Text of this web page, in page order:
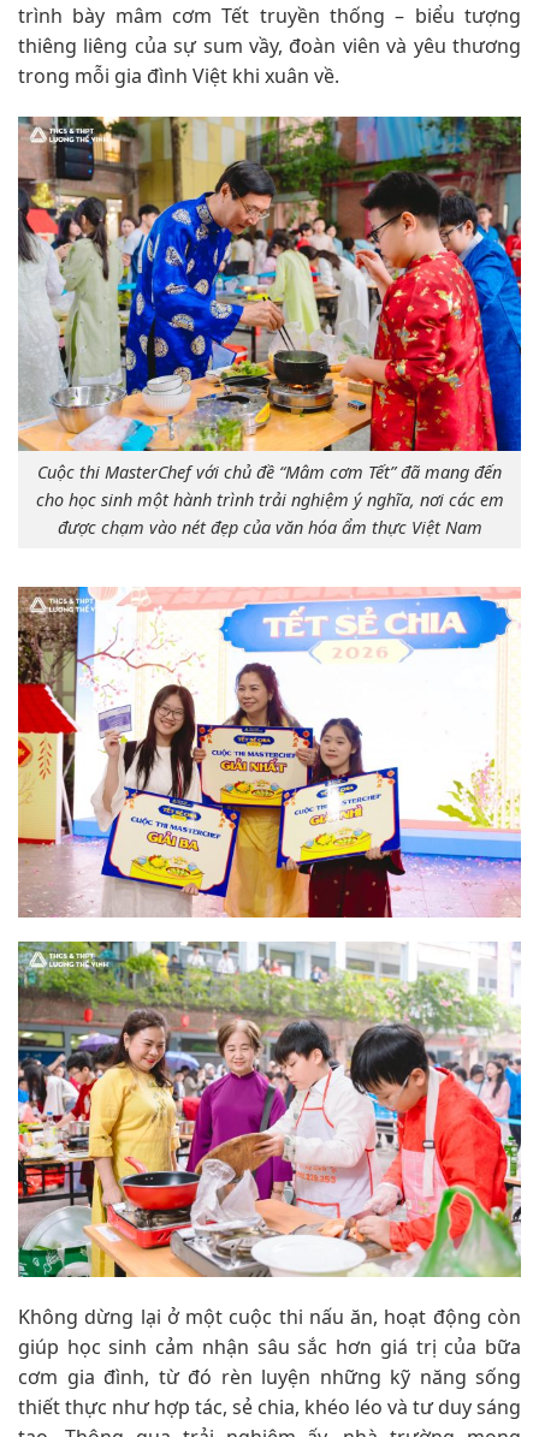
trình bày mâm cơm Tết truyền thống – biểu tượng
thiêng liêng của sự sum vầy, đoàn viên và yêu thương
trong mỗi gia đình Việt khi xuân về.
Cuộc thi MasterChef với chủ đề “Mâm cơm Tết” đã mang đến
cho học sinh một hành trình trải nghiệm ý nghĩa, nơi các em
được chạm vào nét đẹp của văn hóa ẩm thực Việt Nam
Không dừng lại ở một cuộc thi nấu ăn, hoạt động còn
giúp học sinh cảm nhận sâu sắc hơn giá trị của bữa
cơm gia đình, từ đó rèn luyện những kỹ năng sống
thiết thực như hợp tác, sẻ chia, khéo léo và tư duy sáng